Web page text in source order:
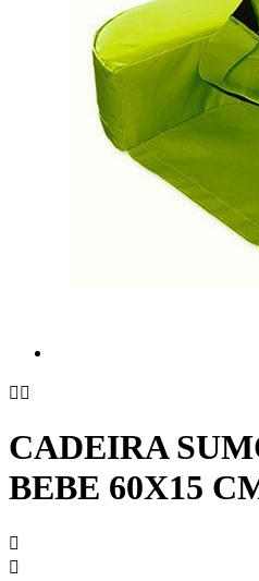
 
CADEIRA
BEBE 60X15

